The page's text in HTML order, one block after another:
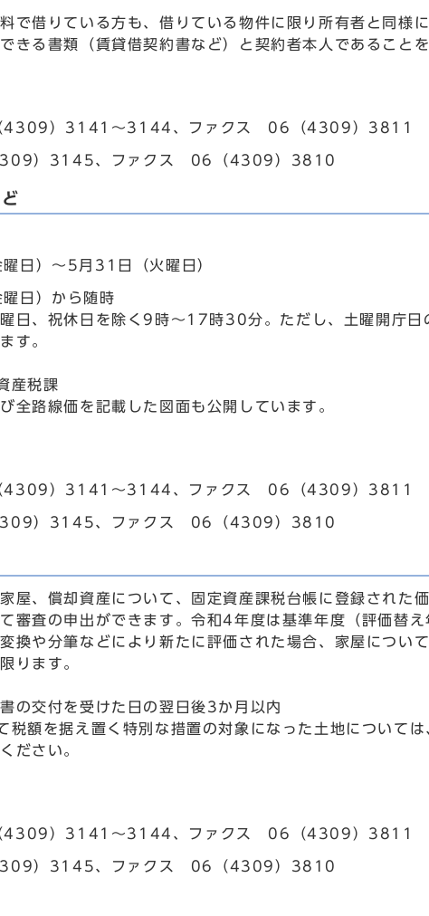
で借りている方も、借りている物件に限り所有者と同様
きる書類（賃貸借契約書など）と契約者本人であること
4309）3141～3144、ファクス 06（4309）3811
）3145、ファクス 06（4309）3810
日）～5月31日（火曜日）
日）から随時
日、祝休日を除く9時～17時30分。ただし、土曜開庁
す。
産税課
全路線価を記載した図面も公開しています。
4309）3141～3144、ファクス 06（4309）3811
）3145、ファクス 06（4309）3810
屋、償却資産について、固定資産課税台帳に登録された
審査の申出ができます。令和4年度は基準年度（評価替え
換や分筆などにより新たに評価された場合、家屋につい
ります。
の交付を受けた日の翌日後3か月以内
額を据え置く特別な措置の対象になった土地について
ださい。
4309）3141～3144、ファクス 06（4309）3811
）3145、ファクス 06（4309）3810